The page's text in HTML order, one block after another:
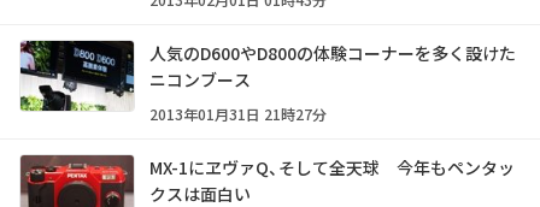
人気のD600やD800の体験コーナーを多く設けた
ニコンブース
2013年01月31日 21時27分
MX-1にヱヴァQ、そして全天球 今年もペンタッ
クスは面白い